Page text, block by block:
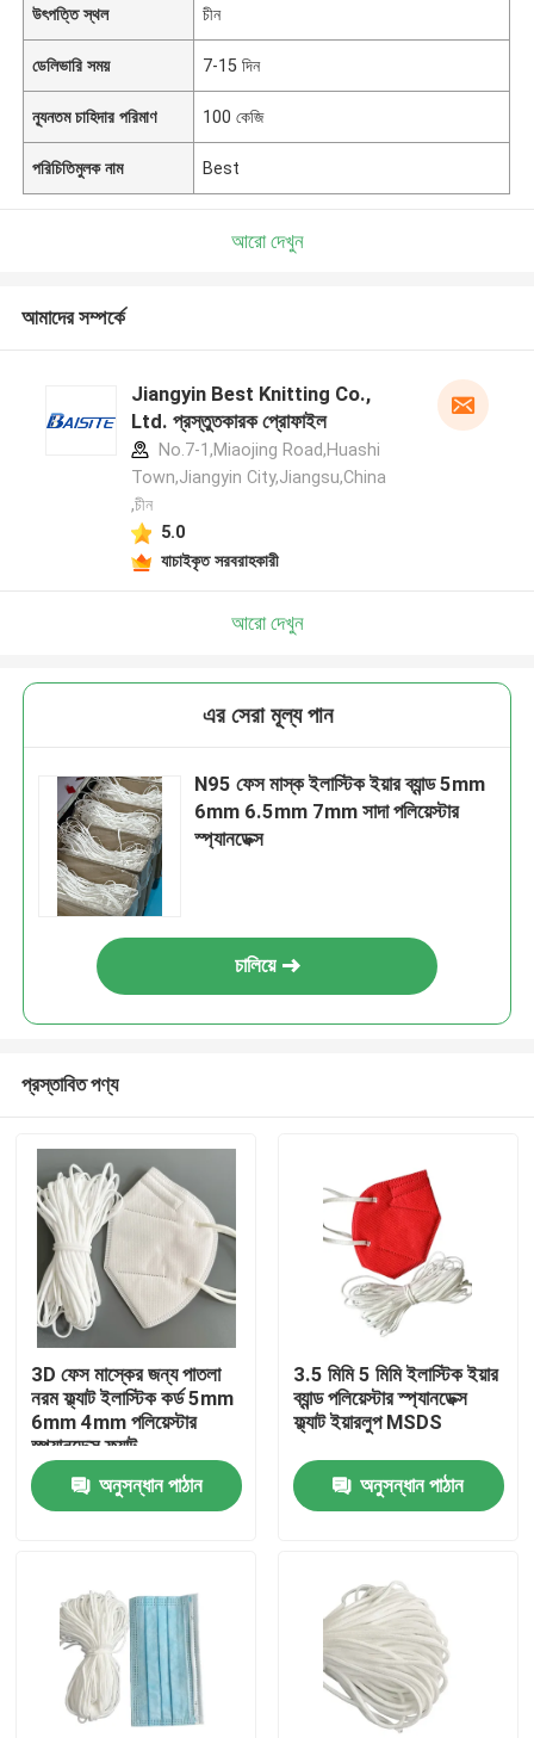
আমাদের সম্পর্কে
পরিচিতি
উৎপত্তি স্থল চীন
ডেলিভারি সময় 7-15 দিন
ন্যূনতম চাহিদার পরিমাণ 100 কেজি
পরিচিতিমুলক নাম Best
আরো দেখুন
আমাদের সম্পর্কে
Jiangyin Best Knitting Co.,
Ltd. প্রস্তুতকারক প্রোফাইল
No.7-1,Miaojing Road,Huashi
Town,Jiangyin City,Jiangsu,China
,চীন
5.0
যাচাইকৃত সরবরাহকারী
আরো দেখুন
এর সেরা মূল্য পান
N95 ফেস মাস্ক ইলাস্টিক ইয়ার ব্যান্ড 5mm
6mm 6.5mm 7mm সাদা পলিয়েস্টার
স্প্যানডেক্স
চালিয়ে
প্রস্তাবিত পণ্য
3D ফেস মাস্কের জন্য পাতলা
নরম ফ্ল্যাট ইলাস্টিক কর্ড 5mm
6mm 4mm পলিয়েস্টার
স্প্যানডেক্স ফ্ল্যাট
অনুসন্ধান পাঠান
3.5 মিমি 5 মিমি ইলাস্টিক ইয়ার
ব্যান্ড পলিয়েস্টার স্প্যানডেক্স
ফ্ল্যাট ইয়ারলুপ MSDS
অনুসন্ধান পাঠান